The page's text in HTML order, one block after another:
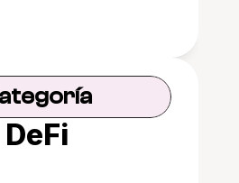
DeFi